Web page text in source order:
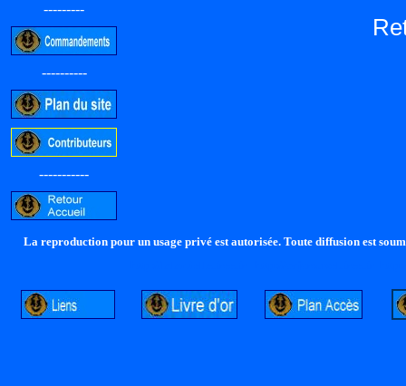
---------
----------
-----------
La reproduction pour un usage privé est autorisée. Toute diffusion est